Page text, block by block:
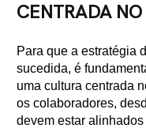
CENTRADA
Para que a estratégia
sucedida, é
uma cultura centrada
os colaboradores,
devem estar